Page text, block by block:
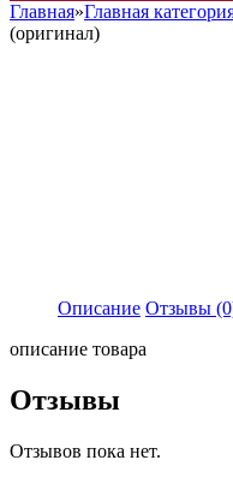
Главная»Главная
(оригинал)
Описание Отзывы
описание товара
Отзывы
Отзывов пока нет.